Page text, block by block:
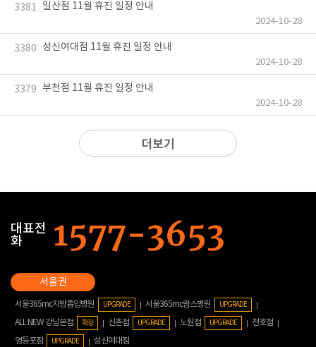
3381 일산점 11월 휴진 일정 안내
2024-10-28
3380 성신여대점 11월 휴진 일정 안내
2024-10-28
3379 부천점 11월 휴진 일정 안내
2024-10-28
더보기
대표전
화
서울365mc지방흡입병원 UPGRADE 서울365mc람스병원 UPGRADE
ALL NEW 강남본점 확장 신촌점 UPGRADE 노원점 UPGRADE
천호점
영등포점
UPGRADE 성신여대점